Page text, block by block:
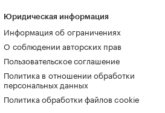
Юридическая информация
Информация об ограничениях
О соблюдении авторских прав
Пользовательское соглашение
Политика в отношении обработки
персональных данных
Политика обработки файлов cookie